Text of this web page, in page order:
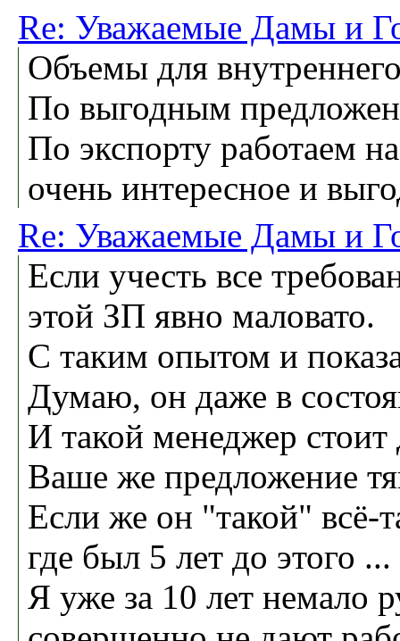
Re: Уважаемые Дамы и
Объемы для
По выгодным
По экспорту работаем
очень интересное и
Re: Уважаемые Дамы и
Если учесть все
этой ЗП явно маловато.
С таким опытом и
Думаю, он даже в
И такой менеджер
Ваше же предложение
Если же он "такой" всё-
где был 5 лет до этого
Я уже за 10 лет немало